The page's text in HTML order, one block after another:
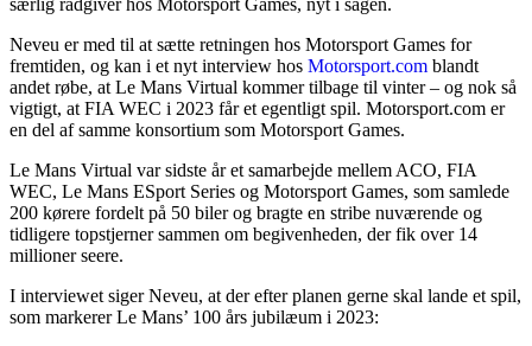
særlig rådgiver hos Motorsport Games, nyt i sagen.
Neveu er med til at sætte retningen hos Motorsport Games for
fremtiden, og kan i et nyt interview hos Motorsport.com blandt
andet røbe, at Le Mans Virtual kommer tilbage til vinter – og nok så
vigtigt, at FIA WEC i 2023 får et egentligt spil. Motorsport.com er
en del af samme konsortium som Motorsport Games.
Le Mans Virtual var sidste år et samarbejde mellem ACO, FIA
WEC, Le Mans ESport Series og Motorsport Games, som samlede
200 kørere fordelt på 50 biler og bragte en stribe nuværende og
tidligere topstjerner sammen om begivenheden, der fik over 14
millioner seere.
I interviewet siger Neveu, at der efter planen gerne skal lande et spil,
som markerer Le Mans’ 100 års jubilæum i 2023: